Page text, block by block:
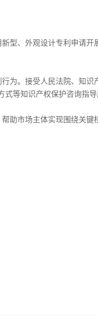
型、外观设计专利申请开
为。接受人民法院、知识
等知识产权保护咨询指导
助市场主体实现围绕关键